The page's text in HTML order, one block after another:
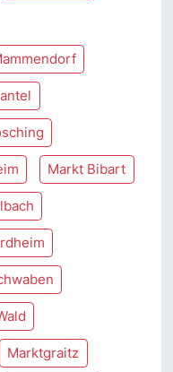
Markt Bibart
Marktgraitz